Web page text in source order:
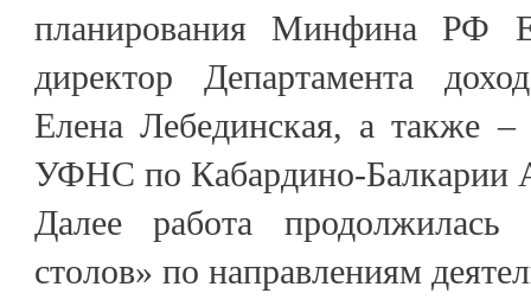
планирования Минфина РФ
директор Департамента
Елена Лебединская, а также –
УФНС по Кабардино-Балкарии
Далее работа
столов» по направлениям